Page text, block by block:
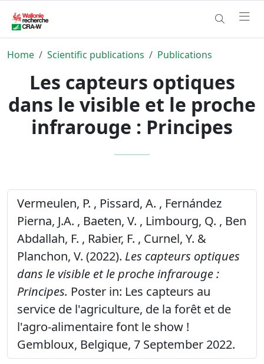
Home Scientific publications Publications
Les capteurs optiques
dans le visible et le proche
infrarouge : Principes
Vermeulen, P. , Pissard, A. , Fernández
Pierna, J.A. , Baeten, V. , Limbourg, Q. , Ben
Abdallah, F. , Rabier, F. , Curnel, Y. &
Planchon, V. (2022). Les capteurs optiques
dans le visible et le proche infrarouge :
Principes. Poster in: Les capteurs au
service de l'agriculture, de la forêt et de
l'agro-alimentaire font le show !
Gembloux, Belgique, 7 September 2022.